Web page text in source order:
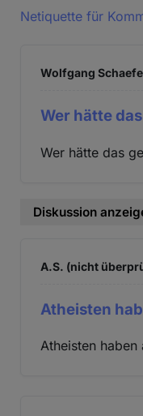
Netiquette für
Wolfgang
Wer hätte
Wer hätte das
Diskussion
A.S. (nicht
Atheisten
Atheisten